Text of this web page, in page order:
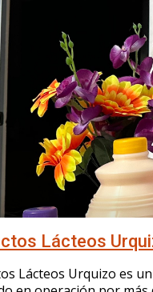
Lácteos
Lácteos Urquizo es